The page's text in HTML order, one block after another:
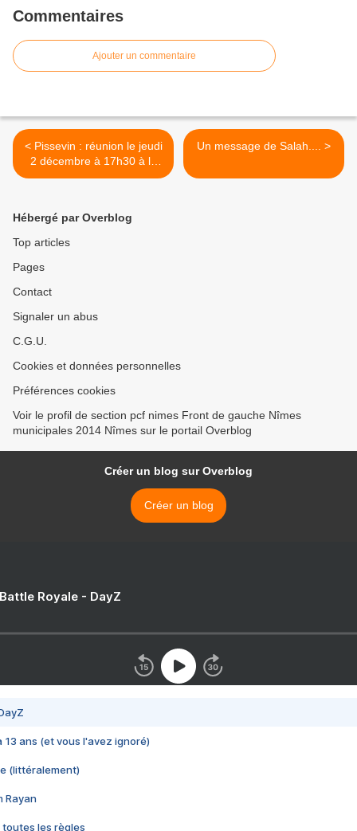
Commentaires
Ajouter un commentaire
< Pissevin : réunion le jeudi
2 décembre à 17h30 à la
salle Wagner
Un message de Salah.... >
Hébergé par Overblog
Top articles
Pages
Contact
Signaler un abus
C.G.U.
Cookies et données personnelles
Préférences cookies
Voir le profil de section pcf nimes Front de gauche Nîmes
municipales 2014 Nîmes sur le portail Overblog
Créer un blog sur Overblog
Créer un blog
Royale - DayZ
13 ans (et vous l'avez ignoré)
(littéralement)
Rayan
toutes les règles